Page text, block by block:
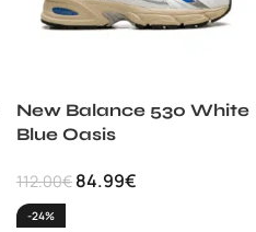
New Balance 530 White
Blue Oasis
112.00€ 84.99€
-24%